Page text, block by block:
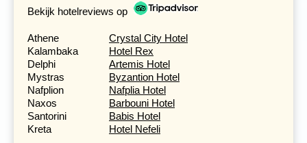
jaar plaats vond. Tegenwoordig wordt hier voor iedere
Olympische Spelen de olympische vlam ontstoken. Bij
de grote tempel van Zeus werden de winnaars van de
spelen met een olijftak gelauwerd. De resten van dit
sport- en tempelcomplex liggen in een bosrijke
omgeving. Je loopt er vanaf ons hotel in tien minuten
naartoe. Na je bezoek aan de archeologische site is het
nog de moeite waard langs te gaan bij de lokale imker.
Bekijk hotelreviews op
Athene
Crystal City Hotel
Kalambaka
Hotel Rex
Delphi
Artemis Hotel
Mystras
Byzantion Hotel
Nafplion
Nafplia Hotel
Naxos
Barbouni Hotel
Santorini
Babis Hotel
Kreta
Hotel Nefeli